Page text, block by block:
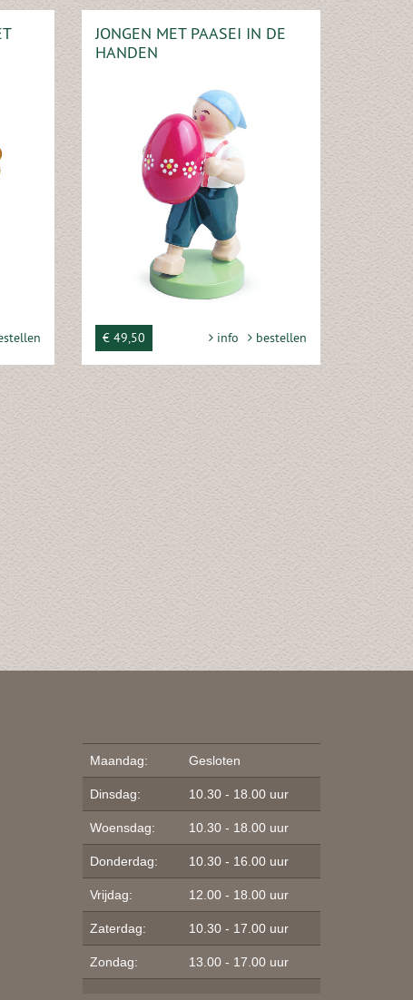
JONGEN MET PAASEI IN DE
HANDEN
€ 49,50 info bestellen
Maandag: Gesloten
Dinsdag: 10.30 - 18.00 uur
Woensdag: 10.30 - 18.00 uur
Donderdag: 10.30 - 16.00 uur
Vrijdag: 12.00 - 18.00 uur
Zaterdag: 10.30 - 17.00 uur
Zondag: 13.00 - 17.00 uur